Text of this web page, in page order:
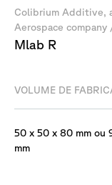
Colibrium Additive,
Aerospace company
Mlab R
VOLUME DE
50 x 50 x 80 mm ou
mm